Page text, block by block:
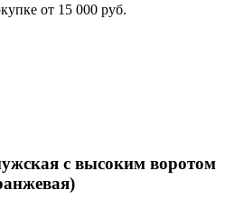
от 15 000 руб.
с высоким воротом